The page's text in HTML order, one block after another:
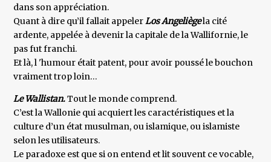
dans son appréciation.
Quant à dire qu’il fallait appelerLos Angeliègela cité
ardente, appelée à devenir la capitale de la Wallifornie, le
pas fut franchi.
Et là, l 'humour était patent, pour avoir poussé le bouchon
vraiment trop loin…
Le Wallistan.Tout le monde comprend.
C’est la Wallonie qui acquiert les caractéristiques et la
culture d’un état musulman, ou islamique, ou islamiste
selon les utilisateurs.
Le paradoxe est que si on entend et lit souvent ce vocable,